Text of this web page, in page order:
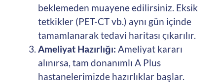
beklemeden muayene edilirsiniz. Eksik
tetkikler (PET-CT vb.) aynı gün içinde
tamamlanarak tedavi haritası çıkarılır.
Ameliyat Hazırlığı: Ameliyat kararı
alınırsa, tam donanımlı A Plus
hastanelerimizde hazırlıklar başlar.